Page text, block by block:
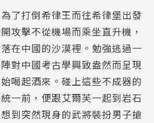
了打倒希律王而往希律堡出發
攻擊不從機場而乘坐直升機，
在中國的沙漠裡。勉強逃過一
對中國考古學興致盎然而呈現
喝起酒來。碰上這些不成器的
一前，便跟艾爾芙一起到岩石
到突然現身的武將裝扮男子搶